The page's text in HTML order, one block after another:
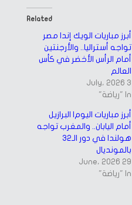
Related
أبرز مباريات الويك إند| مصر
تواجه أستراليا.. والأرجنتين
أمام الرأس الأخضر في كأس
العالم
3 July، 2026
In "رياضة"
أبرز مباريات اليوم| البرازيل
أمام اليابان.. والمغرب تواجه
هولندا في دور الـ32
بالمونديال
29 June، 2026
In "رياضة"